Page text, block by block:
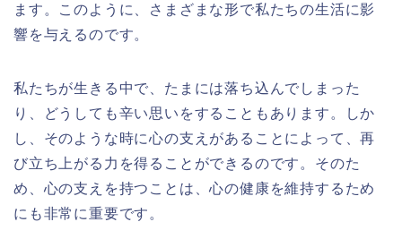
ます。このように、さまざまな形で私たちの生活に影
響を与えるのです。
私たちが生きる中で、たまには落ち込んでしまった
り、どうしても辛い思いをすることもあります。しか
し、そのような時に心の支えがあることによって、再
び立ち上がる力を得ることができるのです。そのた
め、心の支えを持つことは、心の健康を維持するため
にも非常に重要です。